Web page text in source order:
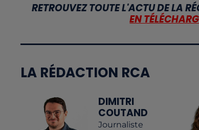
RETROUVEZ TOUTE L'ACTU DE LA
EN
LA RÉDACTION RCA
DIMITRI
COUTAND
Journaliste